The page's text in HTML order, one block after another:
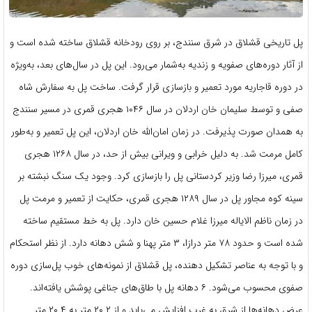
پل تاریخی قشلاق در شرق سنندج، بر روی رودخانه قشلاق ساخته شده است و
از آثار دوره‌های صفویه و زندیه به‌شمار می‌رود. این پل در سال‌های بعد، به‌ویژه
در دوره قاجاریه مورد تعمیر و بازسازی قرار گرفت. ساخت پل به سفارش شاه
صفی و توسط سلیمان خان اردلان در سال ۱۰۴۶ هجری قمری در مسیر سنندج
به همدان صورت پذیرفت. در زمان امان‌الله خان اردلان، این پل تعمیر و به‌طور
کامل مرمت شد. به دلیل خرابی و ویرانی بیش از حد، در سال ۱۲۶۸ هجری
قمری، میرزا رضا وزیر کردستانی پل را بازسازی کرد. وجود یک سنگ نبشته بر
سینه کوه مجاور پل در سال ۱۲۸۹ هجری قمری، حکایت از تعمیر و مرمت پل
در زمان ناظم الایاله میرزا غلام حسین خان دارد. پل به خط مستقیم ساخته
شده است و حدود ۷۸ متر درازا، ۳ متر پهنا و شش دهانه دارد. از نظر استحکام
و با توجه به عناصر تشکیل دهنده، پل قشلاق از نمونه‌های خوب پل‌سازی دوره
صفوی محسوب می‌شود. ۶ دهانه پل با طاق‌های جناغی پوشش یافته‌اند.